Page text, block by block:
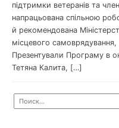
підтримки ветеранів та
напрацьована спільною
й рекомендована
місцевого
Презентували Програму в
Тетяна Калита, […]
Найти: